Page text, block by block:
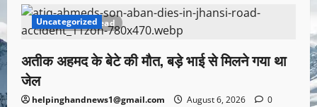
1 minute read
Uncategorized
अतीक अहमद के बेटे की मौत, बड़े भाई से मिलने गया था
जेल
helpinghandnews1@gmail.com August 6, 2026
0